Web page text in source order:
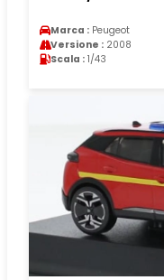
Marca : Peugeot
Versione : 2008
Scala : 1/43